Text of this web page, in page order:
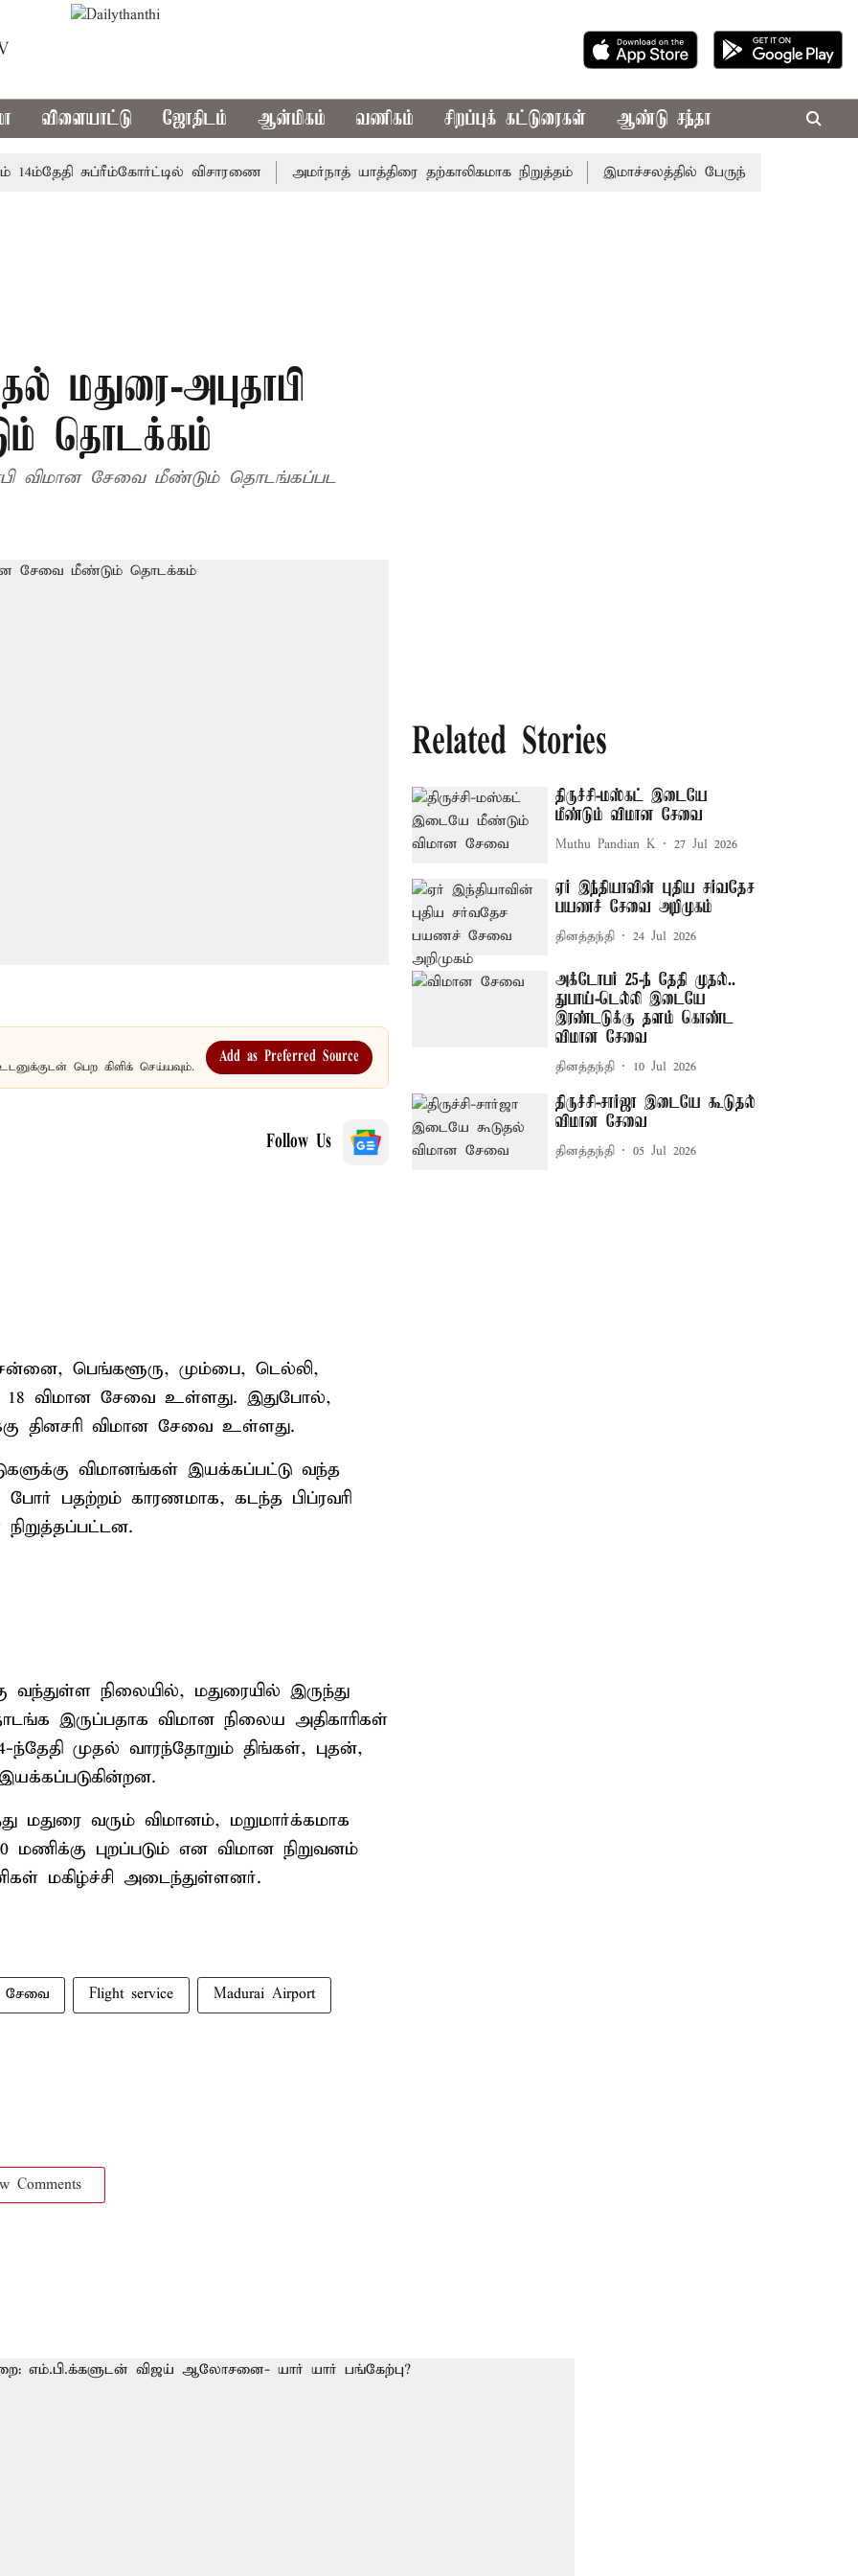
விளையாட்டு ஜோதிடம் ஆன்மிகம் வணிகம் சிறப்புக் கட்டுரைகள் ஆண்டு சந்தா
சுப்ரீம்கோர்ட்டில் விசாரணை அமர்நாத் யாத்திரை தற்காலிகமாக நிறுத்தம் இமாச்சலத்தில் பேருந்து விபத்து; 7 பேர்
மதுரை-அபுதாபி
தொடக்கம்
விமான சேவை மீண்டும் தொடங்கப்பட
பெற கிளிக் செய்யவும்.
Add as Preferred Source
Follow Us
பெங்களூரு, மும்பை, டெல்லி,
18 விமான சேவை உள்ளது. இதுபோல்,
தினசரி விமான சேவை உள்ளது.
விமானங்கள் இயக்கப்பட்டு வந்த
போர் பதற்றம் காரணமாக, கடந்த பிப்ரவரி
வந்துள்ள நிலையில், மதுரையில் இருந்து
இருப்பதாக விமான நிலைய அதிகாரிகள்
முதல் வாரந்தோறும் திங்கள், புதன்,
மதுரை வரும் விமானம், மறுமார்க்கமாக
மணிக்கு புறப்படும் என விமான நிறுவனம்
மகிழ்ச்சி அடைந்துள்ளனர்.
சேவை Flight service Madurai Airport
Comments
Related Stories
திருச்சி-மஸ்கட் இடையே
மீண்டும் விமான சேவை
Muthu Pandian K 27 Jul 2026
ஏர் இந்தியாவின் புதிய சர்வதேச
பயணச் சேவை அறிமுகம்
தினத்தந்தி 24 Jul 2026
அக்டோபர் 25-ந் தேதி முதல்..
துபாய்-டெல்லி இடையே
இரண்டடுக்கு தளம் கொண்ட
விமான சேவை
தினத்தந்தி 10 Jul 2026
திருச்சி-சார்ஜா இடையே கூடுதல்
விமான சேவை
தினத்தந்தி 05 Jul 2026